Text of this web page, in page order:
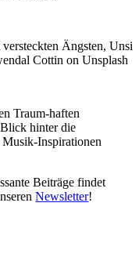
Ängsten,
Cottin on Unsplash
Traum-haften
hinter die
Musik-Inspirationen
Beiträge findet
Newsletter!